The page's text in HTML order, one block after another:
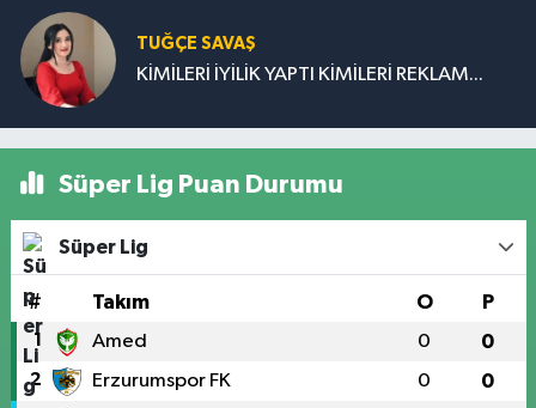
TUĞÇE SAVAŞ
KİMİLERİ İYİLİK YAPTI KİMİLERİ REKLAM...
Süper Lig Puan Durumu
Süper Lig
# Takım O P
1 Amed 0 0
2 Erzurumspor FK 0 0